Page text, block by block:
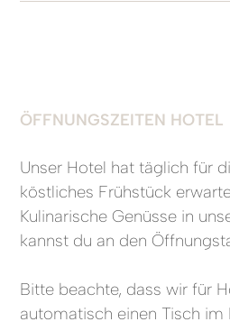
ÖFFNUNGSZEITEN HOTEL
Unser Hotel hat täglich für
köstliches Frühstück
Kulinarische Genüsse in
kannst du an den
Bitte beachte, dass wir für
automatisch einen Tisch im